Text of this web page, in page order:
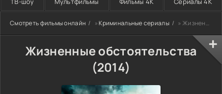
Смотреть фильмы онлайн »Криминальные сериалы » Жизненные обстоятельства (2014)
Жизненные обстоятельства
(2014)